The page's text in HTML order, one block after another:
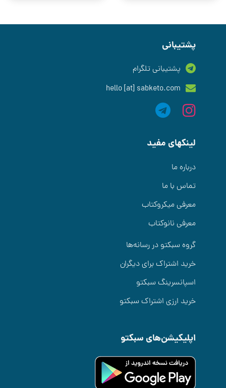
پشتیبانی
پشتیبانی تلگرام
hello [at] sabketo.com
لینکهای مفید
درباره ما
تماس با ما
معرفی میکروکتاب
معرفی نانوکتاب
گروه سبکتو در رسانه‌ها
خرید اشتراک برای دیگران
اسپانسرینگ سبکتو
خرید ارزی اشتراک سبکتو
اپلیکیشن‌های سبکتو